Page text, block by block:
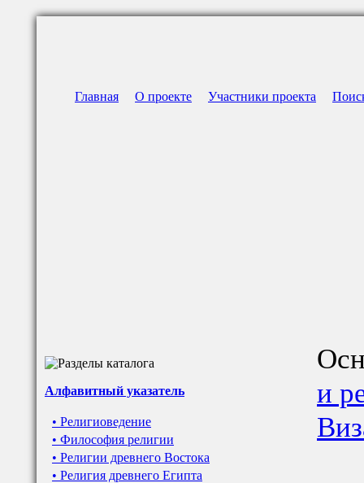
Главная О проекте Участники проекта
Алфавитный указатель
• Религиоведение
• Философия религии
• Религии древнего Востока
• Религия древнего Египта
и